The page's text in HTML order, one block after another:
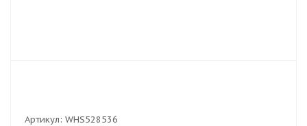
Артикул: WHS528536